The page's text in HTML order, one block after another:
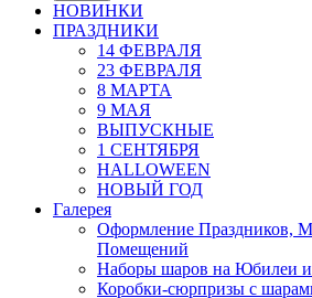
НОВИНКИ
ПРАЗДНИКИ
14 ФЕВРАЛЯ
23 ФЕВРАЛЯ
8 МАРТА
9 МАЯ
ВЫПУСКНЫЕ
1 СЕНТЯБРЯ
HALLOWEEN
НОВЫЙ ГОД
Галерея
Оформление Праздников,
Помещений
Наборы шаров на Юбилеи
Коробки-сюрпризы с